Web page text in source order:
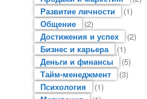
Развитие личности
(1)
Общение
(2)
Достижения и успех
(2)
Бизнес и карьера
(1)
Деньги и финансы
(5)
Тайм-менеджмент
(3)
Психология
(1)